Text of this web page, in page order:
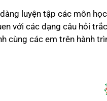
luyện tập các môn
với các dạng câu hỏi
cùng các em trên hành